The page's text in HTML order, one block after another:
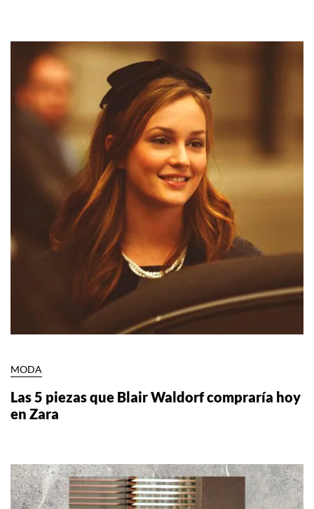
MODA
Las 5 piezas que Blair Waldorf compraría hoy
en Zara